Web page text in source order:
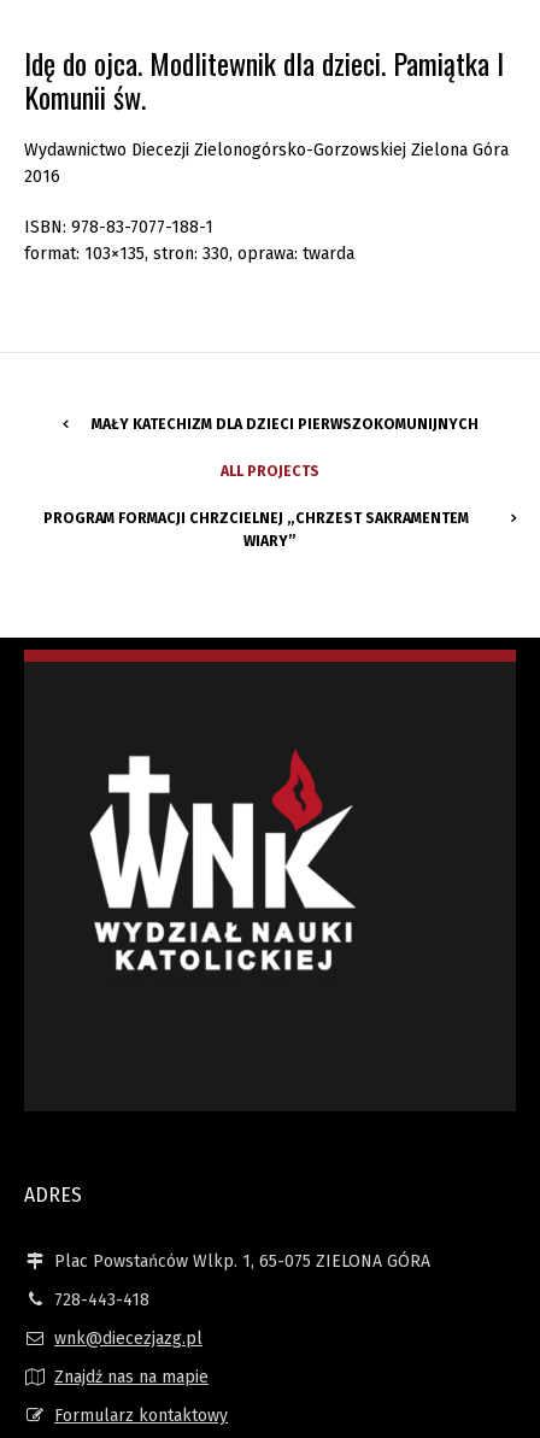
Idę do ojca. Modlitewnik dla dzieci. Pamiątka I
Komunii św.
Wydawnictwo Diecezji Zielonogórsko-Gorzowskiej Zielona Góra
2016
ISBN: 978-83-7077-188-1
format: 103×135, stron: 330, oprawa: twarda
MAŁY KATECHIZM DLA DZIECI PIERWSZOKOMUNIJNYCH
ALL PROJECTS
PROGRAM FORMACJI CHRZCIELNEJ „CHRZEST SAKRAMENTEM
WIARY”
ADRES
Plac Powstańców Wlkp. 1, 65-075 ZIELONA GÓRA
728-443-418
wnk@diecezjazg.pl
Znajdź nas na mapie
Formularz kontaktowy